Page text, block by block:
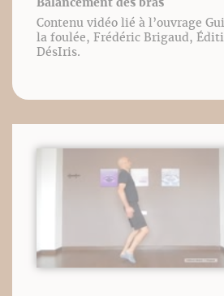
Contenu vidéo lié à l’ouvrage
la foulée, Frédéric Brigaud,
DésIris.